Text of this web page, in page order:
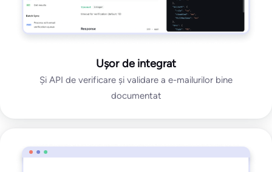
Ușor de integrat
Și API de verificare și validare a e-mailurilor bine
documentat